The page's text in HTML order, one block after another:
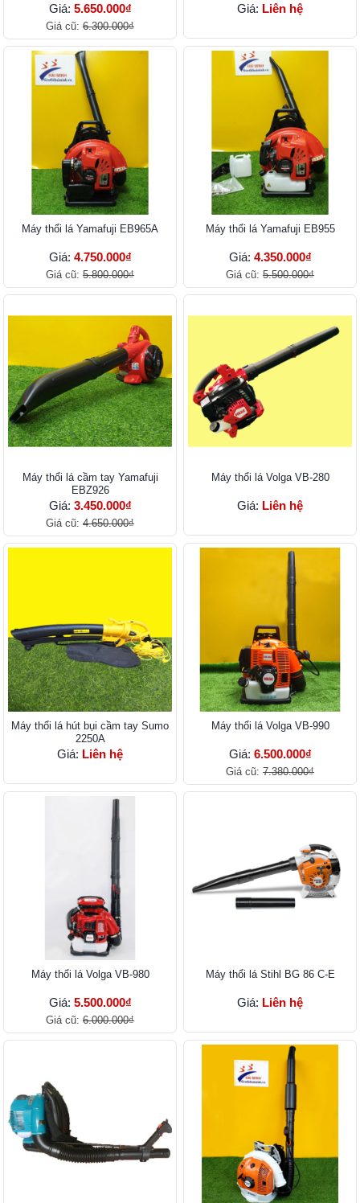
Giá: 5.650.000₫
Giá cũ: 6.300.000₫
Giá: Liên hệ
Máy thổi lá Yamafuji EB965A
Giá: 4.750.000₫
Giá cũ: 5.800.000₫
Máy thổi lá Yamafuji EB955
Giá: 4.350.000₫
Giá cũ: 5.500.000₫
Máy thổi lá cầm tay Yamafuji
EBZ926
Giá: 3.450.000₫
Giá cũ: 4.650.000₫
Máy thổi lá Volga VB-280
Giá: Liên hệ
Máy thổi lá hút bụi cầm tay Sumo
2250A
Giá: Liên hệ
Máy thổi lá Volga VB-990
Giá: 6.500.000₫
Giá cũ: 7.380.000₫
Máy thổi lá Volga VB-980
Giá: 5.500.000₫
Giá cũ: 6.000.000₫
Máy thổi lá Stihl BG 86 C-E
Giá: Liên hệ